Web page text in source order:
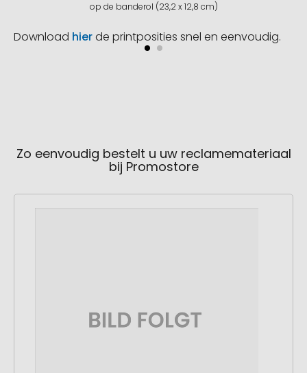
op de banderol (23,2 x 12,8 cm)
Download hierde printposities snel en eenvoudig.
Zo eenvoudig bestelt u uw reclamemateriaal
bij Promostore